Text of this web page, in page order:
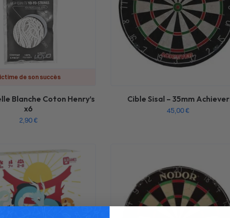
de son succès
Blanche Coton Henry’s
x6
2,90€
Cible Sisal – 35mm Achiever
45,00€